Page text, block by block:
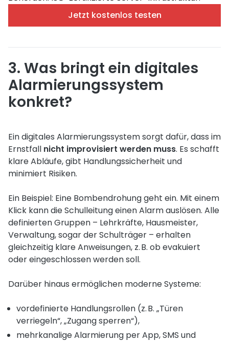
Jetzt kostenlos testen
3. Was bringt ein digitales
Alarmierungssystem
konkret?
Ein digitales Alarmierungssystem sorgt dafür, dass im
Ernstfall nicht improvisiert werden muss. Es schafft
klare Abläufe, gibt Handlungssicherheit und
minimiert Risiken.
Ein Beispiel: Eine Bombendrohung geht ein. Mit einem
Klick kann die Schulleitung einen Alarm auslösen. Alle
definierten Gruppen – Lehrkräfte, Hausmeister,
Verwaltung, sogar der Schulträger – erhalten
gleichzeitig klare Anweisungen, z. B. ob evakuiert
oder eingeschlossen werden soll.
Darüber hinaus ermöglichen moderne Systeme:
vordefinierte Handlungsrollen (z. B. „Türen
verriegeln“, „Zugang sperren“),
mehrkanalige Alarmierung per App, SMS und